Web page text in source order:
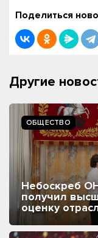
Поделиться
Другие
ОБЩЕСТВО
Небоскреб
получил
оценку